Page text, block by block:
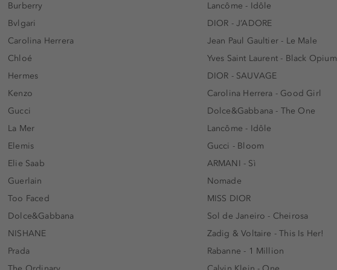
Burberry
Bvlgari
Carolina Herrera
Chloé
Hermes
Kenzo
Gucci
La Mer
Elemis
Elie Saab
Guerlain
Too Faced
Dolce&Gabbana
NISHANE
Prada
Lancôme - Idôle
DIOR - J’ADORE
Jean Paul Gaultier - Le Male
Yves Saint Laurent - Black Opium
DIOR - SAUVAGE
Carolina Herrera - Good Girl
Dolce&Gabbana - The One
Lancôme - Idôle
Gucci - Bloom
ARMANI - Sì
Nomade
MISS DIOR
Sol de Janeiro - Cheirosa
Zadig & Voltaire - This Is Her!
Rabanne - 1 Million